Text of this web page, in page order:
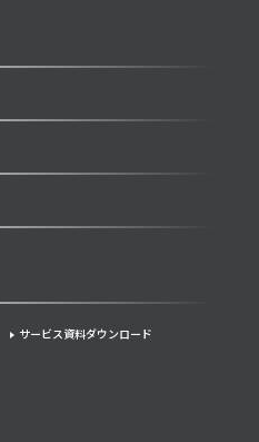
サービス資料ダウンロード